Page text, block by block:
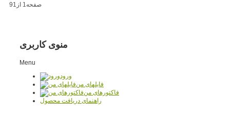
صفحه1 از91
منوی کاربری
Menu
ورود
فایلهای من
فاکتورهای من
راهنمای دریافت محصول